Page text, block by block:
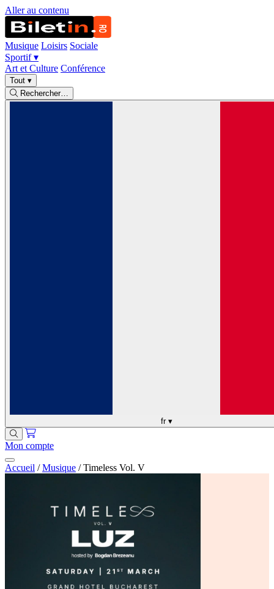
Aller au contenu
Musique Loisirs Sociale
Sportif▾
Art et Culture Conférence
Tout ▾
Rechercher…
fr ▾
Mon compte
Accueil / Musique / Timeless Vol. V